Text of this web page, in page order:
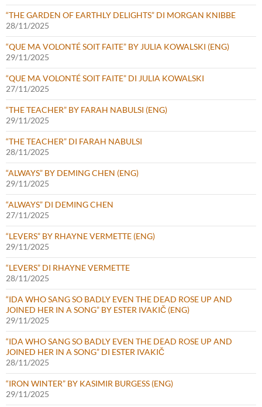
“THE GARDEN OF EARTHLY DELIGHTS” DI MORGAN KNIBBE
28/11/2025
“QUE MA VOLONTÉ SOIT FAITE” BY JULIA KOWALSKI (ENG)
29/11/2025
“QUE MA VOLONTÉ SOIT FAITE” DI JULIA KOWALSKI
27/11/2025
“THE TEACHER” BY FARAH NABULSI (ENG)
29/11/2025
“THE TEACHER” DI FARAH NABULSI
28/11/2025
“ALWAYS” BY DEMING CHEN (ENG)
29/11/2025
“ALWAYS” DI DEMING CHEN
27/11/2025
“LEVERS” BY RHAYNE VERMETTE (ENG)
29/11/2025
“LEVERS” DI RHAYNE VERMETTE
28/11/2025
“IDA WHO SANG SO BADLY EVEN THE DEAD ROSE UP AND
JOINED HER IN A SONG” BY ESTER IVAKIČ (ENG)
29/11/2025
“IDA WHO SANG SO BADLY EVEN THE DEAD ROSE UP AND
JOINED HER IN A SONG” DI ESTER IVAKIČ
28/11/2025
“IRON WINTER” BY KASIMIR BURGESS (ENG)
29/11/2025